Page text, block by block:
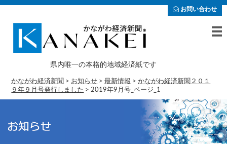
お問い合わせ
県内唯一の本格的地域経済紙です
かながわ経済新聞 > お知らせ >最新情報 >かながわ経済新聞２０１
９年９月号発行しました > 2019年9月号_ページ_1